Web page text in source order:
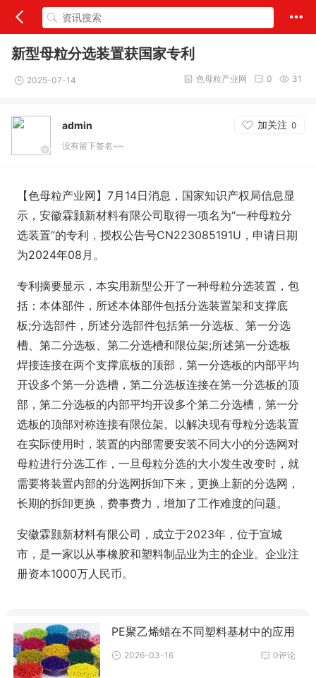
新型母粒分选装置获国家专利​
2025-07-14 31
0
色母粒产业网
admin 加关注 0
没有留下签名~~
【色母粒产业网】7月14日消息，国家知识产权局信息显
示，安徽霖颢新材料有限公司取得一项名为“一种母粒分
选装置”的专利，授权公告号CN223085191U，申请日期
为2024年08月。
专利摘要显示，本实用新型公开了一种母粒分选装置，包
括：本体部件，所述本体部件包括分选装置架和支撑底
板;分选部件，所述分选部件包括第一分选板、第一分选
槽、第二分选板、第二分选槽和限位架;所述第一分选板
焊接连接在两个支撑底板的顶部，第一分选板的内部平均
开设多个第一分选槽，第二分选板连接在第一分选板的顶
部，第二分选板的内部平均开设多个第二分选槽，第一分
选板的顶部对称连接有限位架。以解决现有母粒分选装置
在实际使用时，装置的内部需要安装不同大小的分选网对
母粒进行分选工作，一旦母粒分选的大小发生改变时，就
需要将装置内部的分选网拆卸下来，更换上新的分选网，
长期的拆卸更换，费事费力，增加了工作难度的问题。
安徽霖颢新材料有限公司，成立于2023年，位于宣城
市，是一家以从事橡胶和塑料制品业为主的企业。企业注
册资本1000万人民币。
PE聚乙烯蜡在不同塑料基材中的应用
0评论
2026-03-16